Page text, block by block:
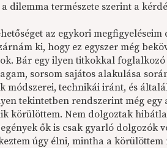
dilemma természete szerint a
az egykori
ki, hogy ez egyszer még
Bár egy ilyen titkokkal
sorsom sajátos alakulása
módszerei, technikái iránt, és
tekintetben rendszerint még egy
körülöttem. Nem dolgoztak
ők is csak gyarló dolgozók
úgy élni, mintha a